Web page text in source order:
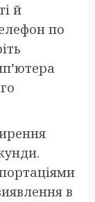
й
по
в